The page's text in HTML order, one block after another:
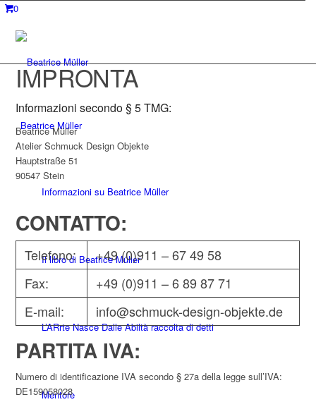
0
Beatrice Müller
Informazioni su Beatrice Müller
Il libro di Beatrice Müller
L’ARrte Nasce Dalle Abiltà raccolta di detti
Mentore
IMPRONTA
Informazioni secondo § 5 TMG:
Beatrice Müller
Atelier Schmuck Design Objekte
Hauptstraße 51
90547 Stein
CONTATTO:
Telefono:
+49 (0)911 – 67 49 58
Fax:
+49 (0)911 – 6 89 87 71
E-mail:
info@schmuck-design-objekte.de
PARTITA IVA:
Numero di identificazione IVA secondo § 27a della legge sull’IVA:
DE159058028